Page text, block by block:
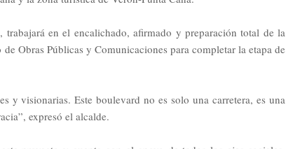
en el encalichado, afirmado y preparación total de la
Obras Públicas y Comunicaciones para completar la etapa de
y visionarias. Este boulevard no es solo una carretera, es una
expresó el alcalde.